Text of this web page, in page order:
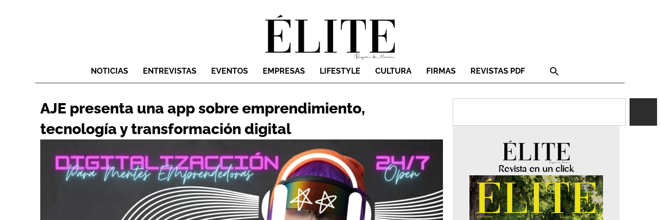
NOTICIAS ENTREVISTAS EVENTOS EMPRESAS LIFESTYLE CULTURA FIRMAS REVISTAS PDF
AJE presenta una app sobre emprendimiento,
tecnología y transformación digital
Revista en un click